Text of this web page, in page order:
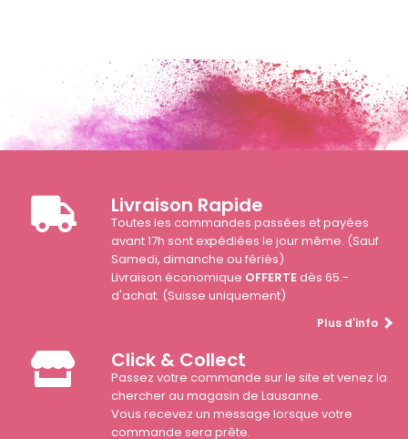
Livraison Rapide
Toutes les commandes passées et payées
avant 17h sont expédiées le jour même. (Sauf
Samedi, dimanche ou fériés)
Livraison économique OFFERTEdès 65.-
d'achat. (Suisse uniquement)
Plus d'info
Click & Collect
Passez votre commande sur le site et venez la
chercher au magasin de Lausanne.
Vous recevez un message lorsque votre
commande sera prête.